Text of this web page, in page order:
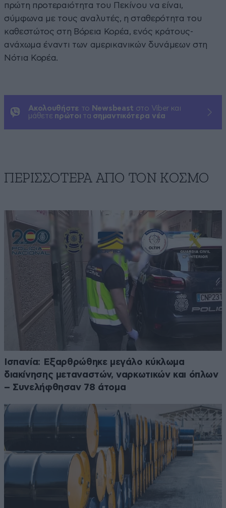
πρώτη προτεραιότητα του Πεκίνου να είναι,
σύμφωνα με τους αναλυτές, η σταθερότητα του
καθεστώτος στη Βόρεια Κορέα, ενός κράτους-
ανάχωμα έναντι των αμερικανικών δυνάμεων στη
Νότια Κορέα.
Ακολουθήστε το Newsbeast στο Viber και
μάθετε πρώτοι τα σημαντικότερα νέα
ΠΕΡΙΣΣΟΤΕΡΑ ΑΠΟ ΤΟΝ ΚΟΣΜΟ
Ισπανία: Εξαρθρώθηκε μεγάλο κύκλωμα
διακίνησης μεταναστών, ναρκωτικών και όπλων
– Συνελήφθησαν 78 άτομα